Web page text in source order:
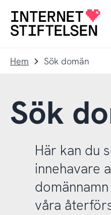
navigering
innehåll
Till
Hem Sök domän
Sök
Här kan du
innehavare
våra